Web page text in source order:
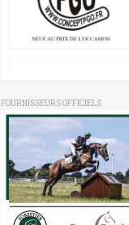
FOURNISSEURS OFFICIELS